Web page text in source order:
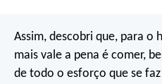
Assim, descobri que, para o
mais vale a pena é comer,
de todo o esforço que se